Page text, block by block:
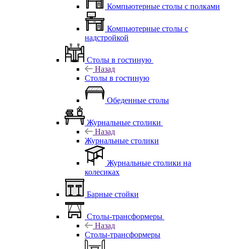
Компьютерные столы с полками
Компьютерные столы с
надстройкой
Столы в гостиную
Назад
Столы в гостиную
Обеденные столы
Журнальные столики
Назад
Журнальные столики
Журнальные столики на
колесиках
Барные стойки
Столы-трансформеры
Назад
Столы-трансформеры